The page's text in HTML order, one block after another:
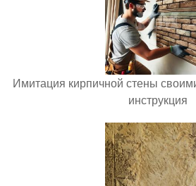
Имитация кирпичной стены
инструкция